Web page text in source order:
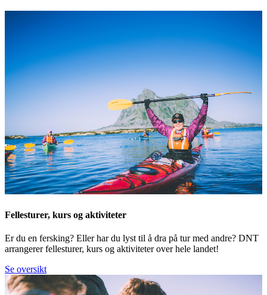
Fellesturer, kurs og aktiviteter
Er du en fersking? Eller har du lyst til å dra på tur med andre? DNT
arrangerer fellesturer, kurs og aktiviteter over hele landet!
Se oversikt